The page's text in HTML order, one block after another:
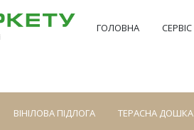
ГОЛОВНА СЕРВІС
ВІНІЛОВА ПІДЛОГА ТЕРАСНА ДОШКА